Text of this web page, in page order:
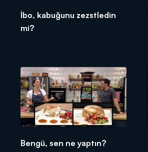
İbo, kabuğunu zezstledin
mi?
Bengü, sen ne yaptın?